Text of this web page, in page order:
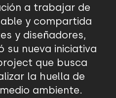
a trabajar de
y compartida
y diseñadores,
su nueva iniciativa
que busca
la huella de
ambiente.